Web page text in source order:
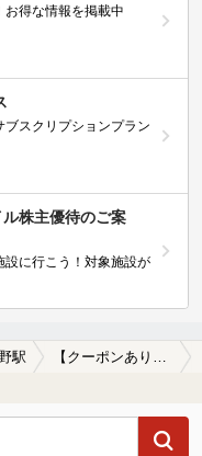
得な情報を掲載中
スクリプションプラン
ル株主優待のご案
に行こう！対象施設が
駅